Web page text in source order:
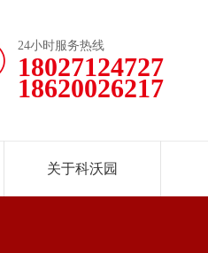
24小时服务热线
18027124727
18620026217
关于科沃园